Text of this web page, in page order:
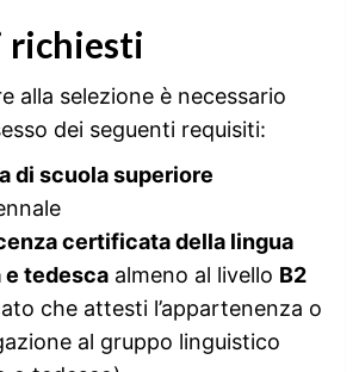
richiesti
alla selezione è necessario
dei seguenti requisiti:
di scuola superiore
certificata della lingua
e tedescaalmeno al livello B2
che attesti l’appartenenza o
al gruppo linguistico